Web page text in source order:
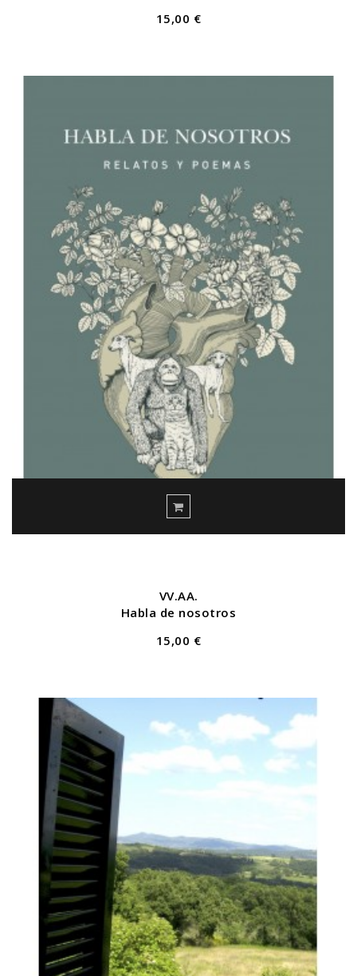
15,00 €
VV.AA.
Habla de nosotros
15,00 €